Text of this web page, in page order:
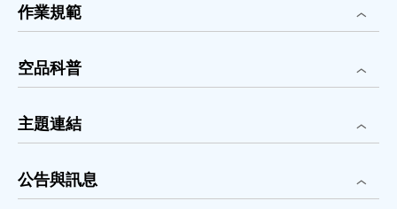
作業規範
空品科普
主題連結
公告與訊息